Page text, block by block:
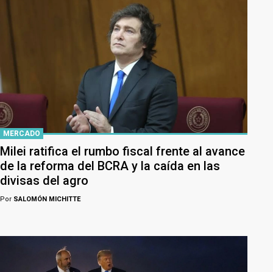
MERCADO
Milei ratifica el rumbo fiscal frente al avance
de la reforma del BCRA y la caída en las
divisas del agro
Por SALOMÓN MICHITTE